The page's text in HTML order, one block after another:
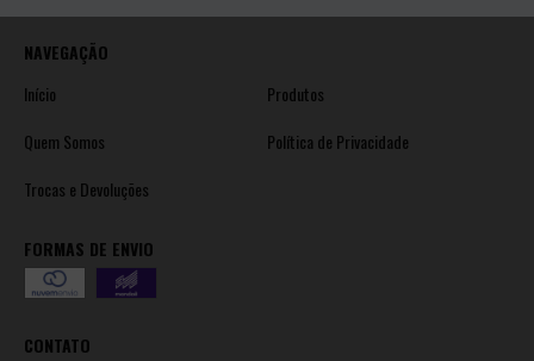
NAVEGAÇÃO
Início
Produtos
Quem Somos
Política de Privacidade
Trocas e Devoluções
FORMAS DE ENVIO
CONTATO